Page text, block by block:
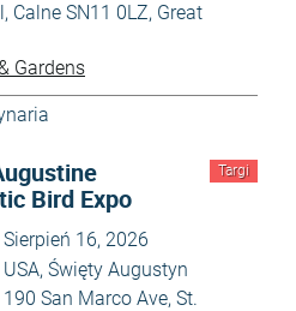
Calne SN11 0LZ, Great
Gardens
Targi
Bird Expo
Sierpień 16, 2026
USA, Święty Augustyn
190 San Marco Ave, St.